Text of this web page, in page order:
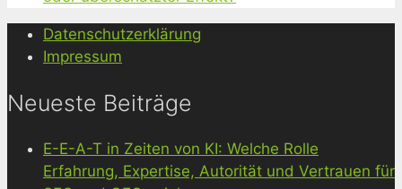
Datenschutzerklärung
Impressum
Neueste Beiträge
E-E-A-T in Zeiten von KI: Welche Rolle
Erfahrung, Expertise, Autorität und Vertrauen für